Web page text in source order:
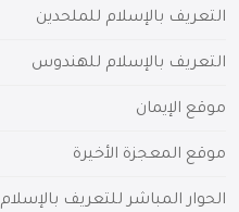
التعريف بالإسلام للملحدين
التعريف بالإسلام للهندوس
موقع الإيمان
موقع المعجزة الأخيرة
الحوار المباشر للتعريف بالإسلام